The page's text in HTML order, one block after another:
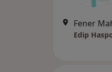
Edip